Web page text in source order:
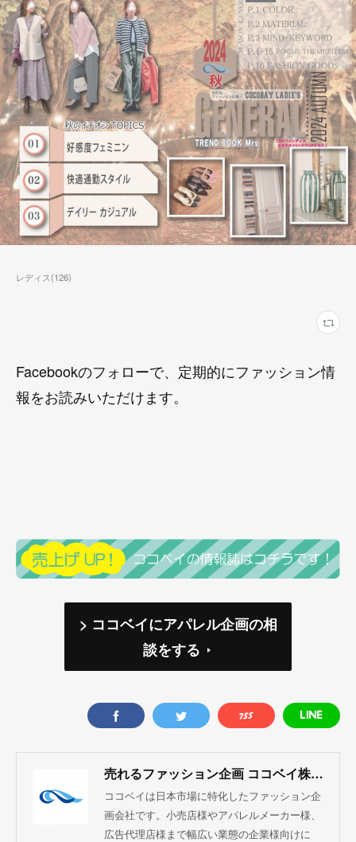
レディス(126)
Facebookのフォローで、定期的にファッション情
報をお読みいただけます。
> ココベイにアパレル企画の相
談をする
売れるファッション企画 ココベイ株式会社
ココベイは日本市場に特化したファッション企
画会社です。小売店様やアパレルメーカー様、
広告代理店様まで幅広い業態の企業様向けに